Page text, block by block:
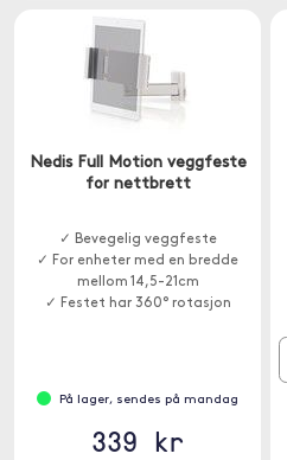
Nedis Full Motion veggfeste
for nettbrett
✓ Bevegelig veggfeste
✓ For enheter med en bredde
mellom 14,5-21cm
✓ Festet har 360° rotasjon
På lager, sendes på mandag
339 kr